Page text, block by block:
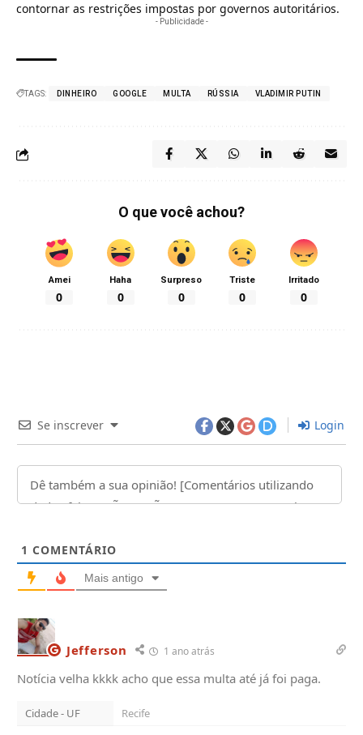
contornar as restrições impostas por governos autoritários.
- Publicidade -
TAGS: DINHEIRO GOOGLE MULTA RÚSSIA VLADIMIR PUTIN
O que você achou?
Amei
0
Haha
0
Surpreso
0
Triste
0
Irritado
0
Se inscrever Login
1 COMENTÁRIO
Mais antigo
Jefferson 1 ano atrás
Notícia velha kkkk acho que essa multa até já foi paga.
Cidade - UF Recife